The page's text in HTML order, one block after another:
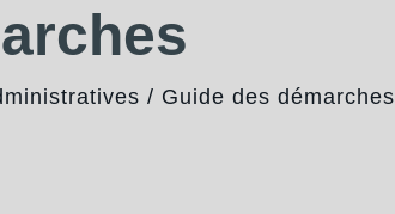
/ Guide des démarches